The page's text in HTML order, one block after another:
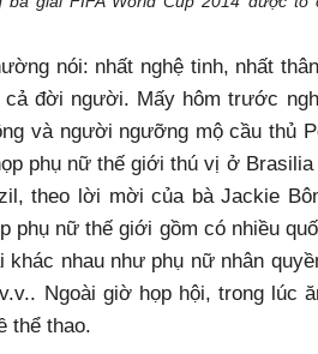
nhất nghệ tinh, nhất thân
cả đời người. Mấy hôm trước
và người ngưỡng mộ cầu thủ
phụ nữ thế giới thú vị ở
theo lời mời của bà Jackie
phụ nữ thế giới gồm có nhiều
nhau như phụ nữ nhân
Ngoài giờ họp hội, trong lúc
thể thao.